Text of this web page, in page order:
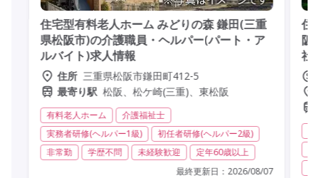
住宅型有料老人ホーム みどりの森 鎌田(三重
県松阪市)の介護職員・ヘルパー(パート・ア
ルバイト)求人情報
住所 三重県松阪市鎌田町412-5
最寄り駅 松阪、松ケ崎(三重)、東松阪
有料老人ホーム
介護福祉士
実務者研修(ヘルパー1級)
初任者研修(ヘルパー2級)
非常勤
学歴不問 未経験歓迎
定年60歳以上
最終更新日： 2026/08/07
住
阪
社